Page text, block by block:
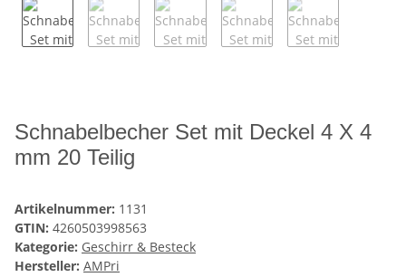
Schnabelbecher Set mit Deckel 4 X 4
mm 20 Teilig
Artikelnummer: 1131
GTIN: 4260503998563
Kategorie: Geschirr & Besteck
Hersteller: AMPri